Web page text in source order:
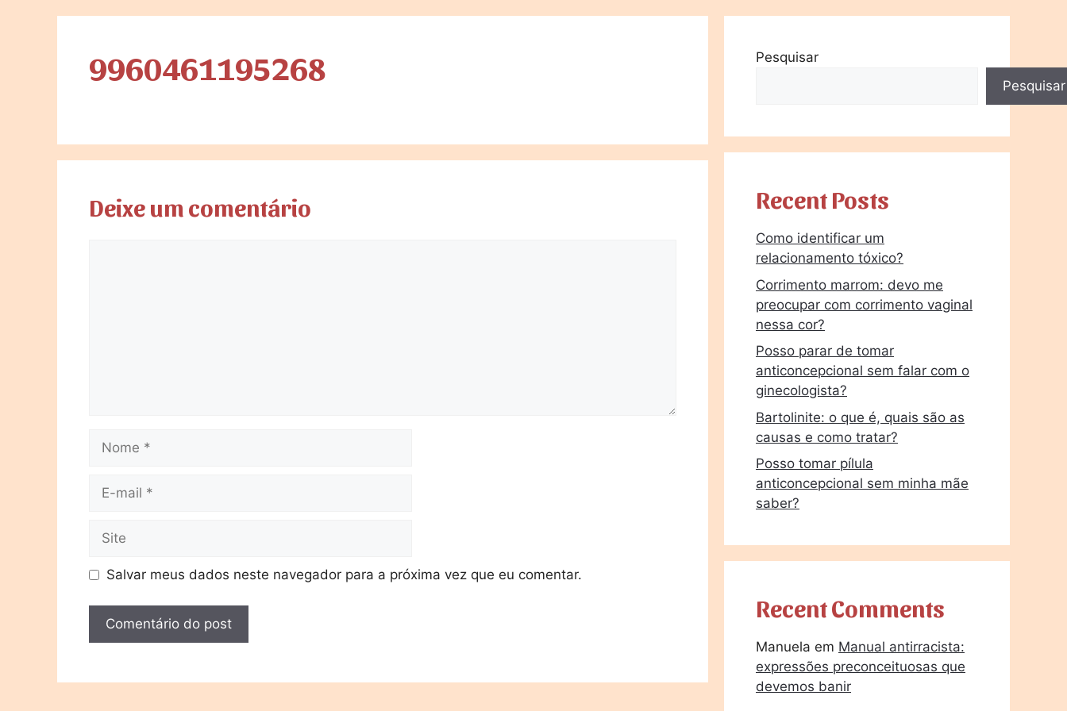
9960461195268
Deixe um comentário
Salvar meus dados neste navegador para a próxima vez que eu comentar.
Pesquisar
Pesquisar
Recent Posts
Como identificar um
relacionamento tóxico?
Corrimento marrom: devo me
preocupar com corrimento vaginal
nessa cor?
Posso parar de tomar
anticoncepcional sem falar com o
ginecologista?
Bartolinite: o que é, quais são as
causas e como tratar?
Posso tomar pílula
anticoncepcional sem minha mãe
saber?
Recent Comments
Manuela em Manual antirracista:
expressões preconceituosas que
devemos banir